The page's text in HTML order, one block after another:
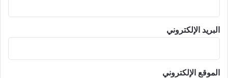
البريد الإلكتروني
الموقع الإلكتروني